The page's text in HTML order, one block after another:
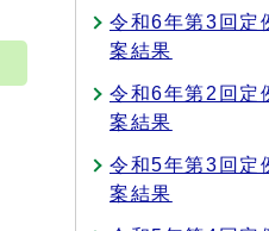
令和6年第3回
案結果
令和6年第2回
案結果
令和5年第3回
案結果